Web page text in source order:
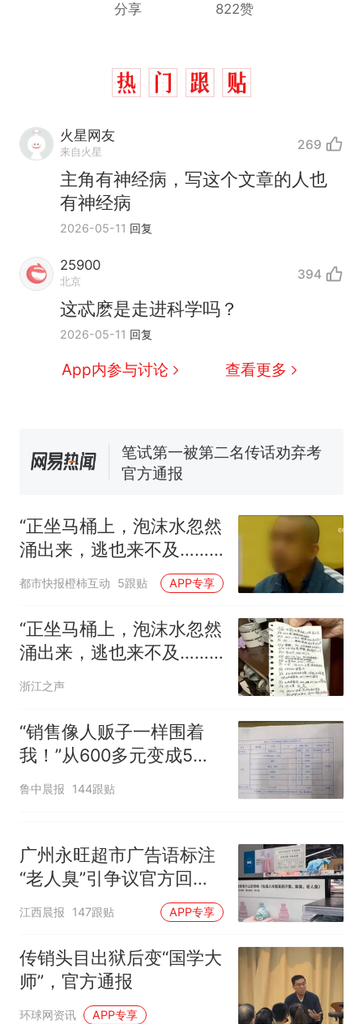
分享 822赞
火星网友
来自火星 269
主角有神经病，写这个文章的人也
有神经病
2026-05-11 回复
25900
北京 394
这忒麽是走进科学吗？
2026-05-11 回复
App内参与讨论 查看更多
西班牙飞地休达边境，摩洛
哥士兵搬起大石块投向移民引
争议，此前一天内数万人从摩
洛哥涌入西班牙
新
费大厨“全国小炒肉大王”称
号，仅凭视频评出？中国烹饪
协会回应
男子上山采菌偶然发现鸡枞菌
（新京报）
笔试第一被第二名传话劝弃考
官方通报
回大海 目击者直呼震惊 （视频
来源：参考消息）
热 西班牙飞地休达边境，摩洛
哥士兵搬起大石块投向移民引
争议，此前一天内数万人从摩
“正坐马桶上，泡沫水忽然
涌出来，逃也来不及……”
93岁老人被吓到！2个月
20次，上海多户居民家马
桶泡沫喷涌，原因不明
都市快报橙柿互动 5跟贴 APP专享
“正坐马桶上，泡沫水忽然
涌出来，逃也来不及……”
93岁老人被吓到！2个月
桶泡沫喷涌，原因不明
浙江之声
“销售像人贩子一样围着
我！”从600多元变成5万
元，57岁保洁阿姨做医美
鲁中晨报 144跟贴
广州永旺超市广告语标注
“老人臭”引争议官方回
应：统一上报反馈，门店
江西晨报 147跟贴 APP专享
传销头目出狱后变“国学大
师”，官方通报
环球网资讯 APP专享